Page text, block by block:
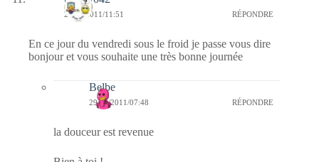
28/01/2011/11:51 RÉPONDRE
En ce jour du vendredi sous le froid je passe vous dire
bonjour et vous souhaite une très bonne journée
Belbe
29/01/2011/07:48 RÉPONDRE
la douceur est revenue